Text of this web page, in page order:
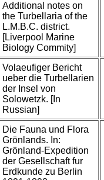
Additional notes on
the Turbellaria of the
L.M.B.C. district.
[Liverpool Marine
Biology Commity]
Volaeufiger Bericht
ueber die Turbellarien
der Insel von
Solowetzk. [In
Russian]
Die Fauna und Flora
Grönlands. In:
Grönland-Expedition
der Gesellschaft fur
Erdkunde zu Berlin